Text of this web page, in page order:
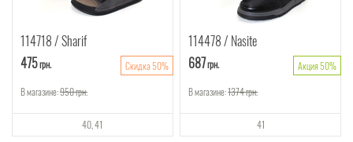
114718 Sharif
475грн.
Скидка 50%
В магазине:950грн.
40 41
114478 Nasite
687грн.
Акция 50%
В магазине:1374грн.
41